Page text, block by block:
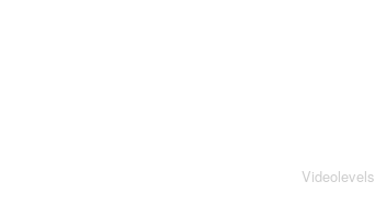
Videolevels